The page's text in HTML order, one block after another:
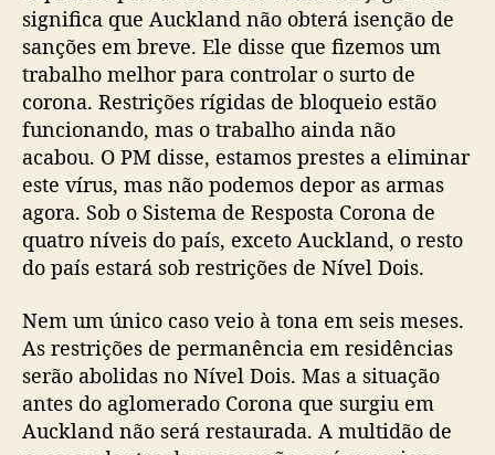
significa que Auckland não obterá isenção de
sanções em breve. Ele disse que fizemos um
trabalho melhor para controlar o surto de
corona. Restrições rígidas de bloqueio estão
funcionando, mas o trabalho ainda não
acabou. O PM disse, estamos prestes a eliminar
este vírus, mas não podemos depor as armas
agora. Sob o Sistema de Resposta Corona de
quatro níveis do país, exceto Auckland, o resto
do país estará sob restrições de Nível Dois.
Nem um único caso veio à tona em seis meses.
As restrições de permanência em residências
serão abolidas no Nível Dois. Mas a situação
antes do aglomerado Corona que surgiu em
Auckland não será restaurada. A multidão de